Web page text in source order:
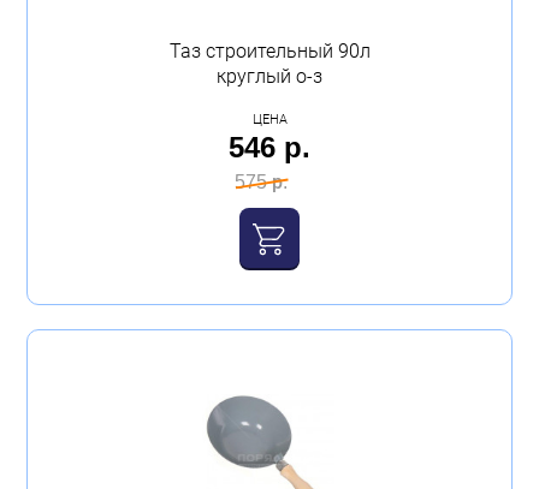
Таз строительный 90л
круглый о-з
ЦЕНА
546 р.
575 р.